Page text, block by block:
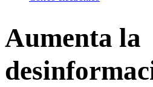
Aumenta la